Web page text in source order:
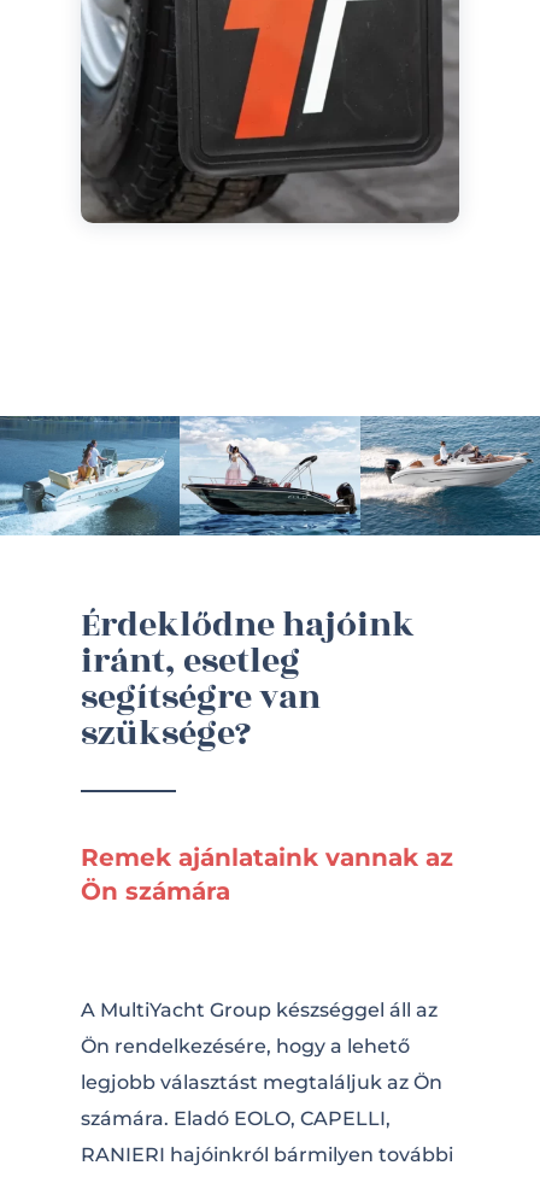
Érdeklődne hajóink
iránt, esetleg
segítségre van
szüksége?
Remek ajánlataink vannak az
Ön számára
A MultiYacht Group készséggel áll az
Ön rendelkezésére, hogy a lehető
legjobb választást megtaláljuk az Ön
számára. Eladó EOLO, CAPELLI,
RANIERI hajóinkról bármilyen további